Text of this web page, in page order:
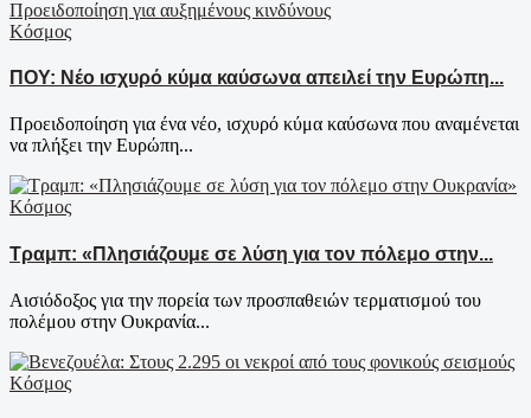
Κόσμος
ΠΟΥ: Νέο ισχυρό κύμα καύσωνα απειλεί την Ευρώπη...
Προειδοποίηση για ένα νέο, ισχυρό κύμα καύσωνα που αναμένεται
να πλήξει την Ευρώπη...
Κόσμος
Τραμπ: «Πλησιάζουμε σε λύση για τον πόλεμο στην...
Αισιόδοξος για την πορεία των προσπαθειών τερματισμού του
πολέμου στην Ουκρανία...
Κόσμος